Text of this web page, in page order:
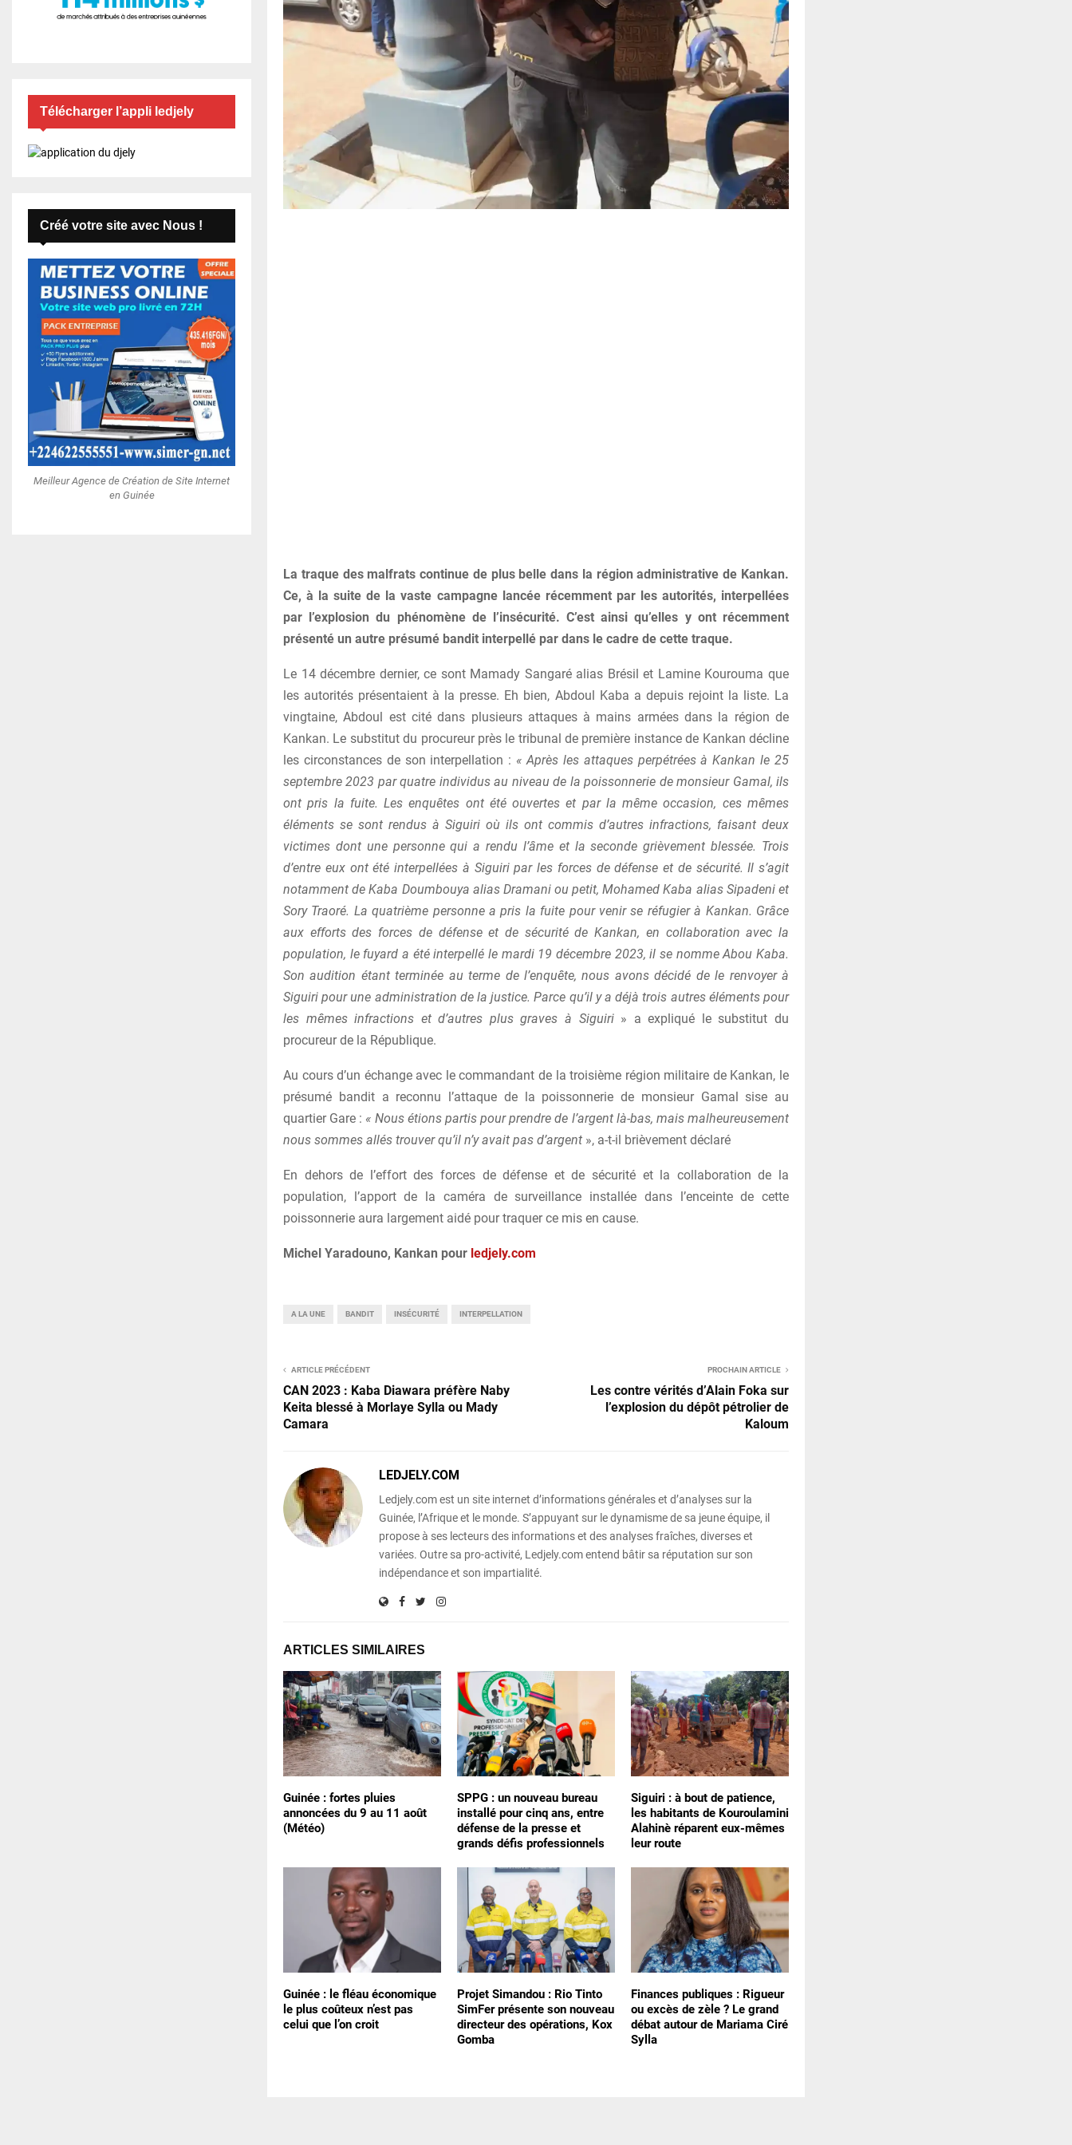
La traque des malfrats continue de plus belle dans la région administrative de Kankan.
Ce, à la suite de la vaste campagne lancée récemment par les autorités, interpellées
par l’explosion du phénomène de l’insécurité. C’est ainsi qu’elles y ont récemment
présenté un autre présumé bandit interpellé par dans le cadre de cette traque.
Le 14 décembre dernier, ce sont Mamady Sangaré alias Brésil et Lamine Kourouma que
les autorités présentaient à la presse. Eh bien, Abdoul Kaba a depuis rejoint la liste. La
vingtaine, Abdoul est cité dans plusieurs attaques à mains armées dans la région de
Kankan. Le substitut du procureur près le tribunal de première instance de Kankan décline
les circonstances de son interpellation : « Après les attaques perpétrées à Kankan le 25
septembre 2023 par quatre individus au niveau de la poissonnerie de monsieur Gamal, ils
ont pris la fuite. Les enquêtes ont été ouvertes et par la même occasion, ces mêmes
éléments se sont rendus à Siguiri où ils ont commis d’autres infractions, faisant deux
victimes dont une personne qui a rendu l’âme et la seconde grièvement blessée. Trois
d’entre eux ont été interpellées à Siguiri par les forces de défense et de sécurité. Il s’agit
notamment de Kaba Doumbouya alias Dramani ou petit, Mohamed Kaba alias Sipadeni et
Sory Traoré. La quatrième personne a pris la fuite pour venir se réfugier à Kankan. Grâce
aux efforts des forces de défense et de sécurité de Kankan, en collaboration avec la
population, le fuyard a été interpellé le mardi 19 décembre 2023, il se nomme Abou Kaba.
Son audition étant terminée au terme de l’enquête, nous avons décidé de le renvoyer à
Siguiri pour une administration de la justice. Parce qu’il y a déjà trois autres éléments pour
les mêmes infractions et d’autres plus graves à Siguiri» a expliqué le substitut du
procureur de la République.
Au cours d’un échange avec le commandant de la troisième région militaire de Kankan, le
présumé bandit a reconnu l’attaque de la poissonnerie de monsieur Gamal sise au
quartier Gare : « Nous étions partis pour prendre de l’argent là-bas, mais malheureusement
nous sommes allés trouver qu’il n’y avait pas d’argent », a-t-il brièvement déclaré
En dehors de l’effort des forces de défense et de sécurité et la collaboration de la
population, l’apport de la caméra de surveillance installée dans l’enceinte de cette
poissonnerie aura largement aidé pour traquer ce mis en cause.
Michel Yaradouno, Kankan pour ledjely.com
A LA UNE BANDIT INSÉCURITÉ INTERPELLATION
ARTICLE PRÉCÉDENT
CAN 2023 : Kaba Diawara préfère Naby
Keita blessé à Morlaye Sylla ou Mady
Camara
PROCHAIN ARTICLE
Les contre vérités d’Alain Foka sur
l’explosion du dépôt pétrolier de
Kaloum
LEDJELY.COM
Ledjely.com est un site internet d’informations générales et d’analyses sur la
Guinée, l’Afrique et le monde. S’appuyant sur le dynamisme de sa jeune équipe, il
propose à ses lecteurs des informations et des analyses fraîches, diverses et
variées. Outre sa pro-activité, Ledjely.com entend bâtir sa réputation sur son
indépendance et son impartialité.
ARTICLES SIMILAIRES
Guinée : fortes pluies
annoncées du 9 au 11 août
(Météo)
SPPG : un nouveau bureau
installé pour cinq ans, entre
défense de la presse et
grands défis professionnels
Siguiri : à bout de patience,
les habitants de Kouroulamini
Alahinè réparent eux-mêmes
leur route
Guinée : le fléau économique
le plus coûteux n’est pas
celui que l’on croit
Projet Simandou : Rio Tinto
SimFer présente son nouveau
directeur des opérations, Kox
Gomba
Finances publiques : Rigueur
ou excès de zèle ? Le grand
débat autour de Mariama Ciré
Sylla
Télécharger l’appli ledjely
Créé votre site avec Nous !
Meilleur Agence de Création de Site Internet
en Guinée